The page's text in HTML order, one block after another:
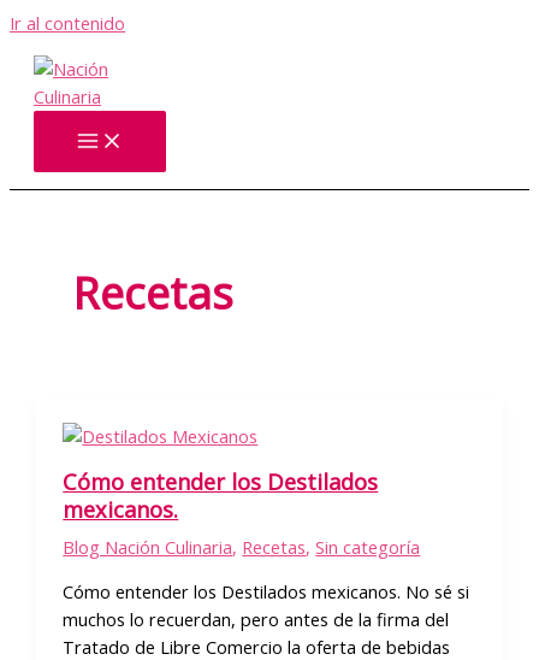
Ir al contenido
Recetas
Cómo entender los Destilados
mexicanos.
Blog Nación Culinaria, Recetas,Sin categoría
Cómo entender los Destilados mexicanos.​ No sé si
muchos lo recuerdan, pero antes de la firma del
Tratado de Libre Comercio la oferta de bebidas